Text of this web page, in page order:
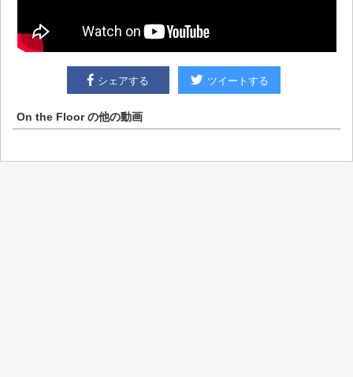
シェアする ツイートする
On the Floorの他の動画